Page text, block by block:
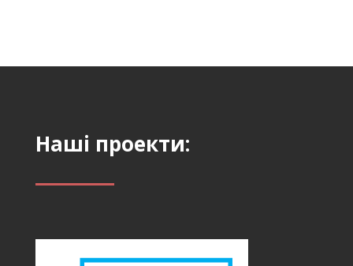
Наші проекти: